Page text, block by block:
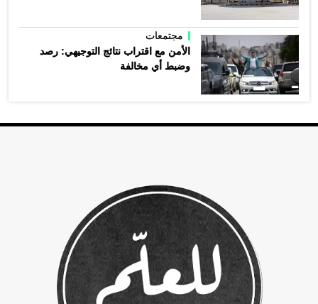
مجتمعات
الأمن مع اقتراب نتائج التوجيهي: رصد
وضبط أي مخالفة